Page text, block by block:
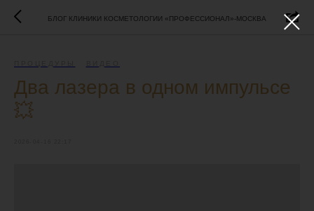
БЛОГ КЛИНИКИ КОСМЕТОЛОГИИ «ПРОФЕССИОНАЛ»-МОСКВА
Два лазера в одном импульсе
💥